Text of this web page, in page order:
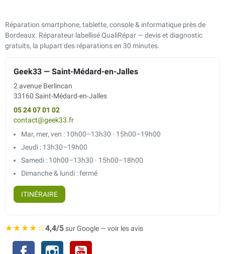
Réparation smartphone, tablette, console & informatique près de
Bordeaux. Réparateur labellisé QualiRépar — devis et diagnostic
gratuits, la plupart des réparations en 30 minutes.
Geek33 — Saint-Médard-en-Jalles
2 avenue Berlincan
33160 Saint-Médard-en-Jalles
05 24 07 01 02
contact@geek33.fr
Mar, mer, ven : 10h00–13h30 · 15h00–19h00
Jeudi : 13h30–19h00
Samedi : 10h00–13h30 · 15h00–18h00
Dimanche & lundi : fermé
ITINÉRAIRE
★★★★☆4,4/5sur Google — voir les avis
Facebook Instagram